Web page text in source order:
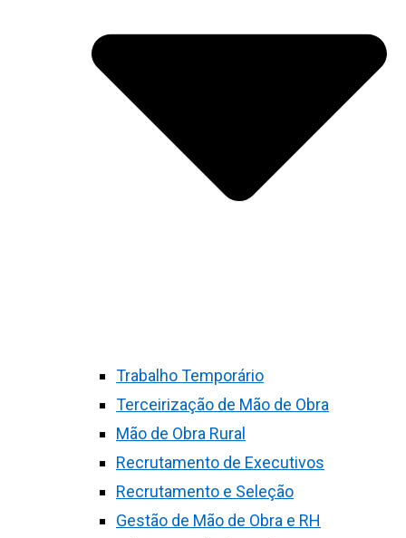
Trabalho Temporário
Terceirização de Mão de Obra
Mão de Obra Rural
Recrutamento de Executivos
Recrutamento e Seleção
Gestão de Mão de Obra e RH